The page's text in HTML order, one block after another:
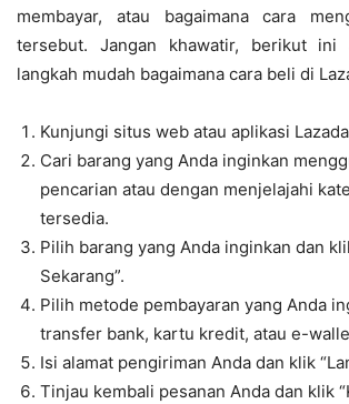
membayar, atau bagaimana cara
tersebut. Jangan khawatir, berikut ini
langkah mudah bagaimana cara beli di
Kunjungi situs web atau aplikasi
Cari barang yang Anda inginkan
pencarian atau dengan menjelajahi
tersedia.
Pilih barang yang Anda inginkan dan
Sekarang”.
Pilih metode pembayaran yang Anda
transfer bank, kartu kredit, atau e-
Isi alamat pengiriman Anda dan klik
Tinjau kembali pesanan Anda dan klik